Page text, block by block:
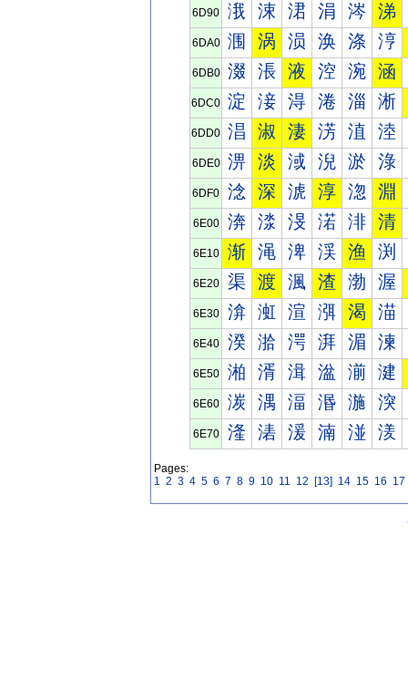
6D90 涐 涑 涒 涓 涔 涕
6DA0 涠 涡 涢 涣 涤 涥
6DB0 涰 涱 液 涳 涴 涵
6DC0 淀 淁 淂 淃 淄 淅
6DD0 淐 淑 淒 淓 淔 淕
6DE0 淠 淡 淢 淣 淤 淥
6DF0 淰 深 淲 淳 淴 淵
6E00 渀 渁 渂 渃 渄 清
6E10 渐 渑 渒 渓 渔 渕
6E20 渠 渡 渢 渣 渤 渥
6E30 渰 渱 渲 渳 渴 渵
6E40 湀 湁 湂 湃 湄 湅
6E50 湐 湑 湒 湓 湔 湕
6E60 湠 湡 湢 湣 湤 湥
6E70 湰 湱 湲 湳 湴 湵
Pages:
1 2 3 4 5 6 7 8 9 10 11 12 [13] 14 15 16 17